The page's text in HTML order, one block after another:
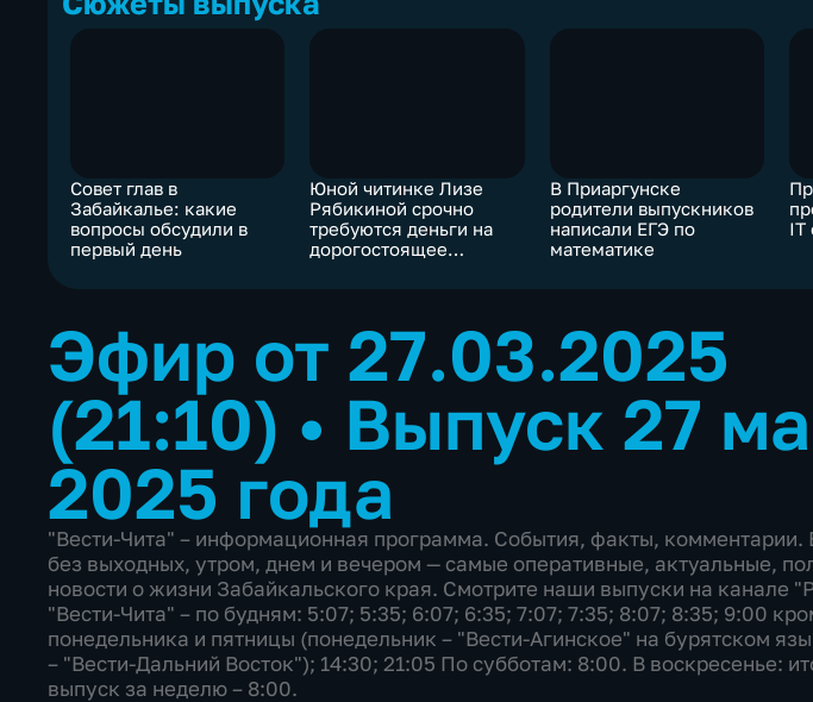
Совет глав в
Забайкалье: какие
вопросы обсудили в
первый день
Юной читинке Лизе
Рябикиной срочно
требуются деньги на
дорогостоящее
В Приаргунске
родители выпускников
написали ЕГЭ по
математике
IT
Эфир от 27.03.2025
(21:10) • Выпуск 27
2025 года
"Вести-Чита" – информационная программа. События, факты, комментарии.
без выходных, утром, днем и вечером — самые оперативные, актуальные,
новости о жизни Забайкальского края. Смотрите наши выпуски на канале
"Вести-Чита" – по будням: 5:07; 5:35; 6:07; 6:35; 7:07; 7:35; 8:07; 8:35; 9:00
понедельника и пятницы (понедельник – "Вести-Агинское" на бурятском
– "Вести-Дальний Восток"); 14:30; 21:05 По субботам: 8:00. В воскресенье:
выпуск за неделю – 8:00.